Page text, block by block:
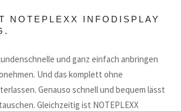
NOTEPLEXX INFODISPLAY
und ganz einfach anbringen
Und das komplett ohne
Genauso schnell und bequem lässt
Gleichzeitig ist NOTEPLEXX